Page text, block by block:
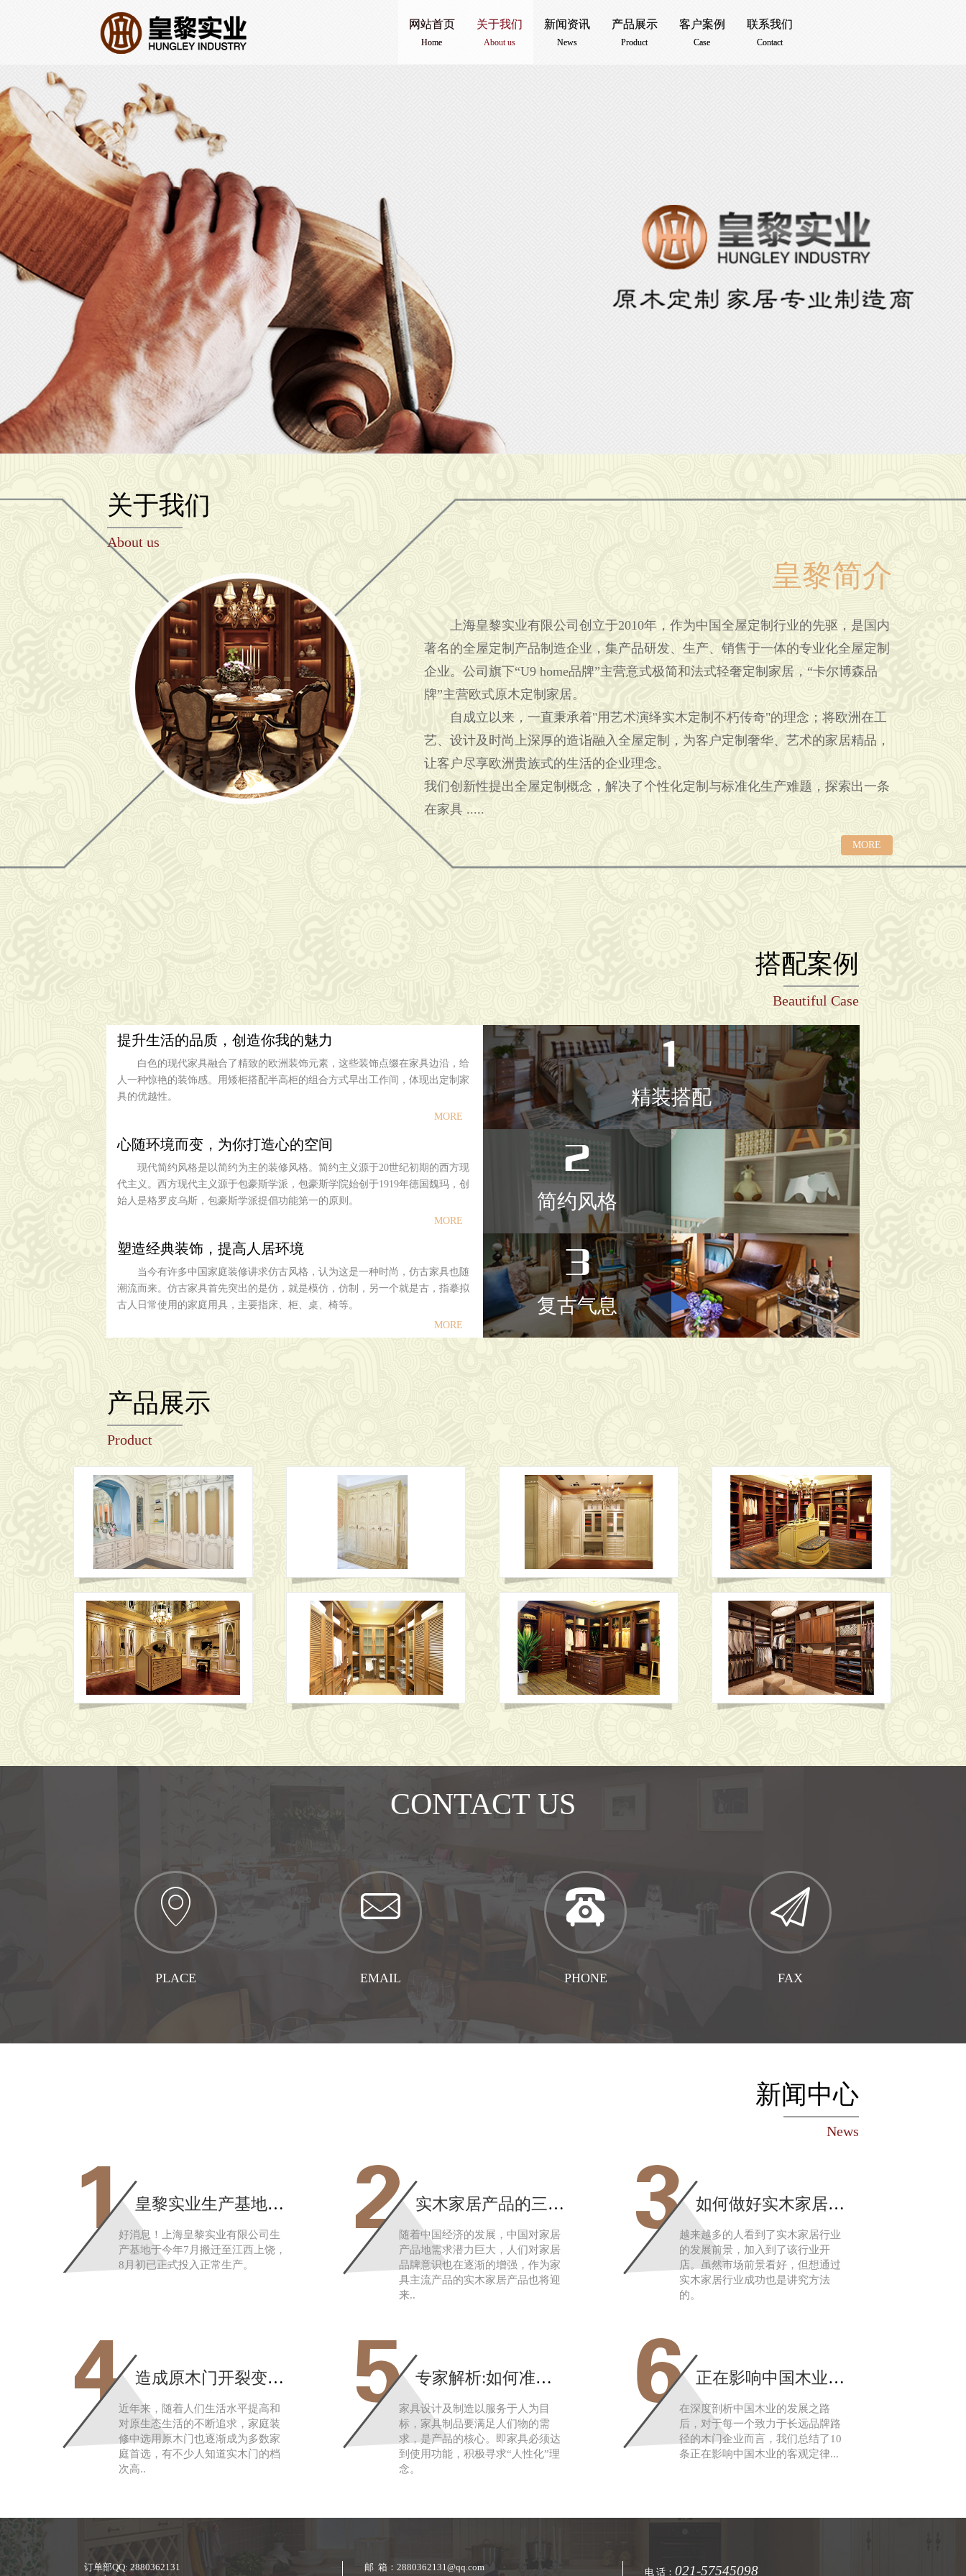
网站首页
Home
关于我们
About us
新闻资讯
News
产品展示
Product
客户案例
Case
联系我们
Contact
关于我们
About us
皇黎简介
上海皇黎实业有限公司创立于2010年，作为中国全屋定制行业的先驱，是国内
著名的全屋定制产品制造企业，集产品研发、生产、销售于一体的专业化全屋定制
企业。公司旗下“U9 home品牌”主营意式极简和法式轻奢定制家居，“卡尔博森品
牌”主营欧式原木定制家居。
自成立以来，一直秉承着"用艺术演绎实木定制不朽传奇"的理念；将欧洲在工
艺、设计及时尚上深厚的造诣融入全屋定制，为客户定制奢华、艺术的家居精品，
让客户尽享欧洲贵族式的生活的企业理念。
我们创新性提出全屋定制概念，解决了个性化定制与标准化生产难题，探索出一条
在家具 .....
MORE
搭配案例
Beautiful Case
1
精装搭配
提升生活的品质，创造你我的魅力
白色的现代家具融合了精致的欧洲装饰元素，这些装饰点缀在家具边沿，给
人一种惊艳的装饰感。用矮柜搭配半高柜的组合方式早出工作间，体现出定制家
具的优越性。
MORE
2
简约风格
心随环境而变，为你打造心的空间
现代简约风格是以简约为主的装修风格。简约主义源于20世纪初期的西方现
代主义。西方现代主义源于包豪斯学派，包豪斯学院始创于1919年德国魏玛，创
始人是格罗皮乌斯，包豪斯学派提倡功能第一的原则。
MORE
3
复古气息
塑造经典装饰，提高人居环境
当今有许多中国家庭装修讲求仿古风格，认为这是一种时尚，仿古家具也随
潮流而来。仿古家具首先突出的是仿，就是模仿，仿制，另一个就是古，指摹拟
古人日常使用的家庭用具，主要指床、柜、桌、椅等。
MORE
产品展示
Product
CONTACT US
PLACE
EMAIL
PHONE
FAX
新闻中心
News
1 皇黎实业生产基地完成搬迁，公司综合实力更上一层楼
好消息！上海皇黎实业有限公司生
产基地于今年7月搬迁至江西上饶，
8月初已正式投入正常生产。
2 实木家居产品的三大趋势分析其需求潜力大
随着中国经济的发展，中国对家居
产品地需求潜力巨大，人们对家居
品牌意识也在逐渐的增强，作为家
具主流产品的实木家居产品也将迎
来..
3 如何做好实木家居专卖店促销
越来越多的人看到了实木家居行业
的发展前景，加入到了该行业开
店。虽然市场前景看好，但想通过
实木家居行业成功也是讲究方法
的。
4 造成原木门开裂变形的主要原因
近年来，随着人们生活水平提高和
对原生态生活的不断追求，家庭装
修中选用原木门也逐渐成为多数家
庭首选，有不少人知道实木门的档
次高..
5 专家解析:如何准确的检验木制家具
家具设计及制造以服务于人为目
标，家具制品要满足人们物的需
求，是产品的核心。即家具必须达
到使用功能，积极寻求“人性化”理
念。
6 正在影响中国木业发展的10大定律
在深度剖析中国木业的发展之路
后，对于每一个致力于长远品牌路
径的木门企业而言，我们总结了10
条正在影响中国木业的客观定律...
订单部QQ: 2880362131
邮 箱：2880362131@qq.com
电 话： 021-57545098
网站首页
Home
关于我们
About us
新闻资讯
News
产品展示
Product
客户案例
Case
联系我们
Contact